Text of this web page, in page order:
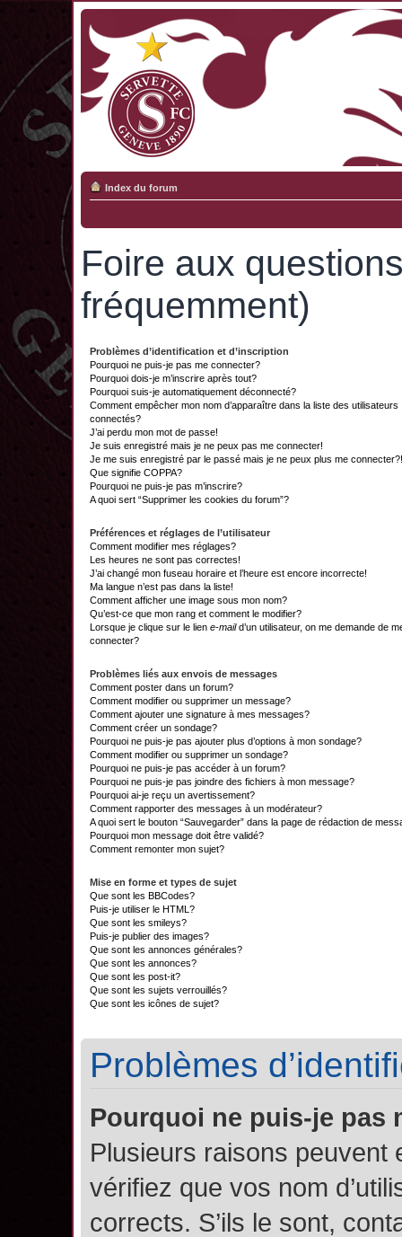
Index du forum
Foire aux
fréquemment)
Problèmes d’identification et d’inscription
Pourquoi ne puis-je pas me connecter?
Pourquoi dois-je m’inscrire après tout?
Pourquoi suis-je automatiquement déconnecté?
Comment empêcher mon nom d’apparaître dans la liste des utilisateurs
connectés?
J’ai perdu mon mot de passe!
Je suis enregistré mais je ne peux pas me connecter!
Je me suis enregistré par le passé mais je ne peux plus me connecter?!
Que signifie COPPA?
Pourquoi ne puis-je pas m’inscrire?
A quoi sert “Supprimer les cookies du forum”?
Préférences et réglages de l’utilisateur
Comment modifier mes réglages?
Les heures ne sont pas correctes!
J’ai changé mon fuseau horaire et l’heure est encore incorrecte!
Ma langue n’est pas dans la liste!
Comment afficher une image sous mon nom?
Qu’est-ce que mon rang et comment le modifier?
Lorsque je clique sur le lien e-maild’un utilisateur, on me demande de
connecter?
Problèmes liés aux envois de messages
Comment poster dans un forum?
Comment modifier ou supprimer un message?
Comment ajouter une signature à mes messages?
Comment créer un sondage?
Pourquoi ne puis-je pas ajouter plus d’options à mon sondage?
Comment modifier ou supprimer un sondage?
Pourquoi ne puis-je pas accéder à un forum?
Pourquoi ne puis-je pas joindre des fichiers à mon message?
Pourquoi ai-je reçu un avertissement?
Comment rapporter des messages à un modérateur?
A quoi sert le bouton “Sauvegarder” dans la page de rédaction de
Pourquoi mon message doit être validé?
Comment remonter mon sujet?
Mise en forme et types de sujet
Que sont les BBCodes?
Puis-je utiliser le HTML?
Que sont les smileys?
Puis-je publier des images?
Que sont les annonces générales?
Que sont les annonces?
Que sont les post-it?
Que sont les sujets verrouillés?
Que sont les icônes de sujet?
Problèmes
Pourquoi ne puis-je pas
Plusieurs raisons peuvent
vérifiez que vos nom
corrects. S’ils le sont,